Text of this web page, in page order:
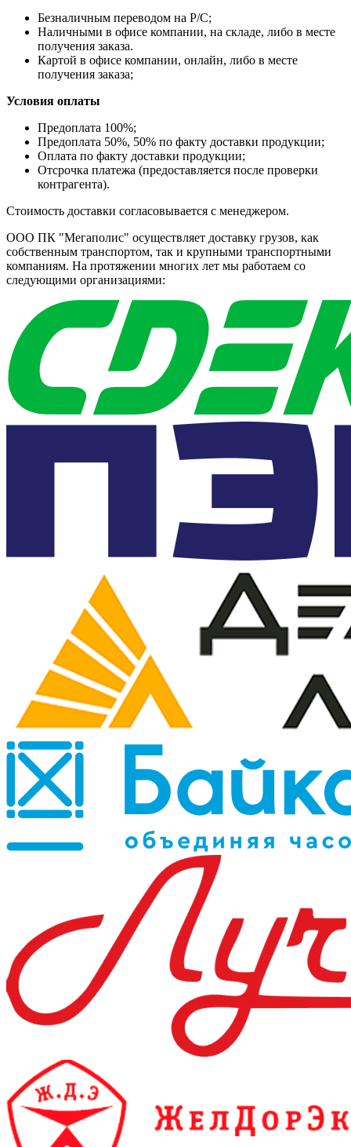
Безналичным переводом на Р/С;
Наличными в офисе компании, на складе, либо в месте
получения заказа.
Картой в офисе компании, онлайн, либо в месте
получения заказа;
Условия оплаты
Предоплата 100%;
Предоплата 50%, 50% по факту доставки продукции;
Оплата по факту доставки продукции;
Отсрочка платежа (предоставляется после проверки
контрагента).
Стоимость доставки согласовывается с менеджером.
ООО ПК "Мегаполис" осуществляет доставку грузов, как
собственным транспортом, так и крупными транспортными
компаниям. На протяжении многих лет мы работаем со
следующими организациями: